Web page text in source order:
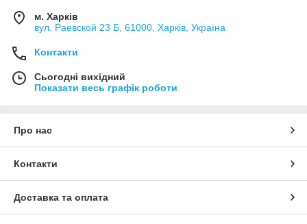
м. Харків
вул. Раевской 23 Б, 61000, Харків, Україна
Контакти
Сьогодні вихідний
Показати весь графік роботи
Про нас
Контакти
Доставка та оплата